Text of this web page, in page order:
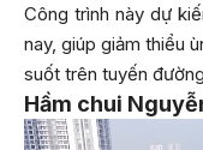
Công trình này dự
nay, giúp giảm thiểu
suốt trên tuyến
Hầm chui